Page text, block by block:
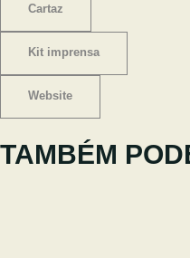
Cartaz
Kit imprensa
Website
TAMBÉM